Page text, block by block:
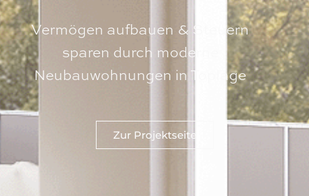
Vermögen aufbauen & Steuern
sparen durch moderne
Neubauwohnungen in Toplage
Zur Projektseite